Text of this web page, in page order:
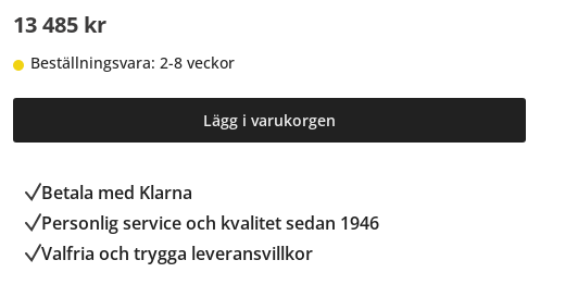
13 485 kr
Beställningsvara: 2-8 veckor
Lägg i varukorgen
Betala med Klarna
Personlig service och kvalitet sedan 1946
Valfria och trygga leveransvillkor